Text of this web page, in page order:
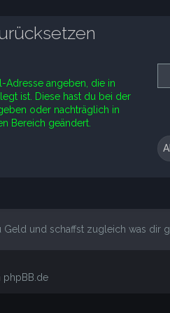
Adresse angeben, die in
ist. Diese hast du bei der
oder nachträglich in
Bereich geändert.
Geld und schaffst zugleich was dir
phpBB.de